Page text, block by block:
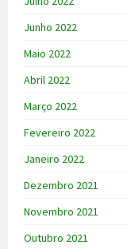
Junho 2022
Maio 2022
Abril 2022
Março 2022
Fevereiro 2022
Janeiro 2022
Dezembro 2021
Novembro 2021
Outubro 2021